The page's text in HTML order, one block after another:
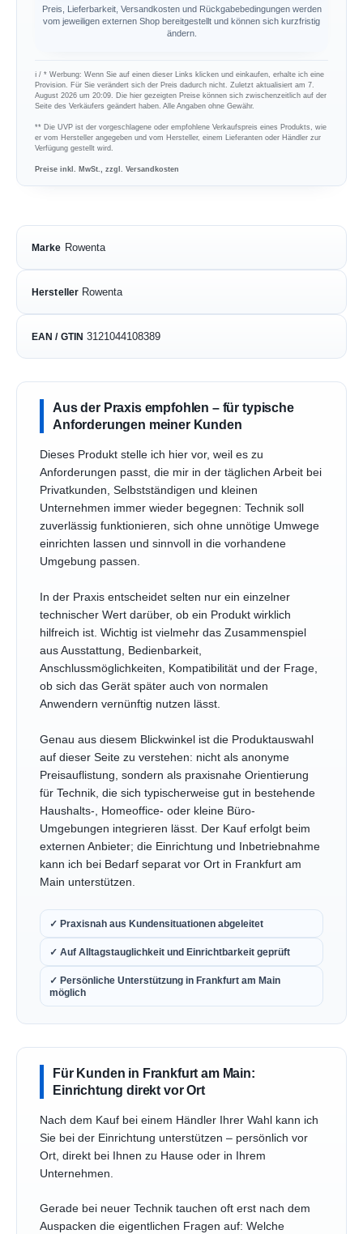
Preis, Lieferbarkeit, Versandkosten und Rückgabebedingungen werden
vom jeweiligen externen Shop bereitgestellt und können sich kurzfristig
ändern.
ℹ︎ / * Werbung: Wenn Sie auf einen dieser Links klicken und einkaufen, erhalte ich eine
Provision. Für Sie verändert sich der Preis dadurch nicht. Zuletzt aktualisiert am 7.
August 2026 um 20:09. Die hier gezeigten Preise können sich zwischenzeitlich auf der
Seite des Verkäufers geändert haben. Alle Angaben ohne Gewähr.
** Die UVP ist der vorgeschlagene oder empfohlene Verkaufspreis eines Produkts, wie
er vom Hersteller angegeben und vom Hersteller, einem Lieferanten oder Händler zur
Verfügung gestellt wird.
Preise inkl. MwSt., zzgl. Versandkosten
Marke Rowenta
Hersteller Rowenta
EAN / GTIN 3121044108389
Aus der Praxis empfohlen – für typische
Anforderungen meiner Kunden
Dieses Produkt stelle ich hier vor, weil es zu
Anforderungen passt, die mir in der täglichen Arbeit bei
Privatkunden, Selbstständigen und kleinen
Unternehmen immer wieder begegnen: Technik soll
zuverlässig funktionieren, sich ohne unnötige Umwege
einrichten lassen und sinnvoll in die vorhandene
Umgebung passen.
In der Praxis entscheidet selten nur ein einzelner
technischer Wert darüber, ob ein Produkt wirklich
hilfreich ist. Wichtig ist vielmehr das Zusammenspiel
aus Ausstattung, Bedienbarkeit,
Anschlussmöglichkeiten, Kompatibilität und der Frage,
ob sich das Gerät später auch von normalen
Anwendern vernünftig nutzen lässt.
Genau aus diesem Blickwinkel ist die Produktauswahl
auf dieser Seite zu verstehen: nicht als anonyme
Preisauflistung, sondern als praxisnahe Orientierung
für Technik, die sich typischerweise gut in bestehende
Haushalts-, Homeoffice- oder kleine Büro-
Umgebungen integrieren lässt. Der Kauf erfolgt beim
externen Anbieter; die Einrichtung und Inbetriebnahme
kann ich bei Bedarf separat vor Ort in Frankfurt am
Main unterstützen.
✓ Praxisnah aus Kundensituationen abgeleitet
✓ Auf Alltagstauglichkeit und Einrichtbarkeit geprüft
✓ Persönliche Unterstützung in Frankfurt am Main
möglich
Für Kunden in Frankfurt am Main:
Einrichtung direkt vor Ort
Nach dem Kauf bei einem Händler Ihrer Wahl kann ich
Sie bei der Einrichtung unterstützen – persönlich vor
Ort, direkt bei Ihnen zu Hause oder in Ihrem
Unternehmen.
Gerade bei neuer Technik tauchen oft erst nach dem
Auspacken die eigentlichen Fragen auf: Welche